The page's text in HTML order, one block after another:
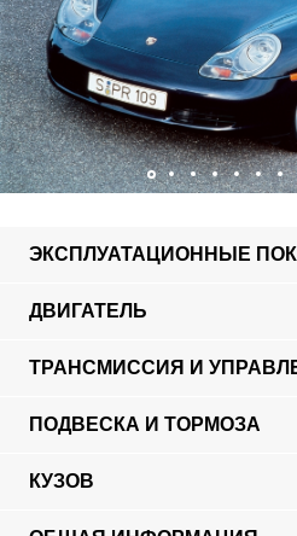
ЭКСПЛУАТАЦИОННЫЕ
ДВИГАТЕЛЬ
ТРАНСМИССИЯ И
ПОДВЕСКА И ТОРМОЗА
КУЗОВ